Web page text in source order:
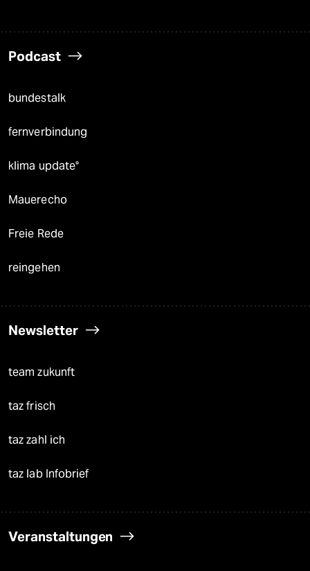
Podcast
bundestalk
fernverbindung
klima update°
Mauerecho
Freie Rede
reingehen
Newsletter
team zukunft
taz frisch
taz zahl ich
taz lab Infobrief
Veranstaltungen